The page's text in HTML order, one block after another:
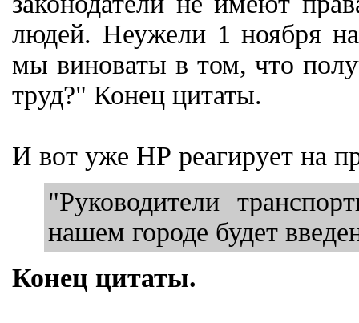
людей. Неужели 1 ноября
мы виноваты в том, что
труд?" Конец цитаты.
И вот уже НР реагирует на
"Руководители
нашем городе будет
Конец цитаты.